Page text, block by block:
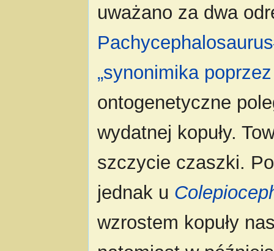
uważano za dwa
„synonimika
ontogenetyczne
wydatnej kopuły.
szczycie czaszki.
jednak u
wzrostem kopuły